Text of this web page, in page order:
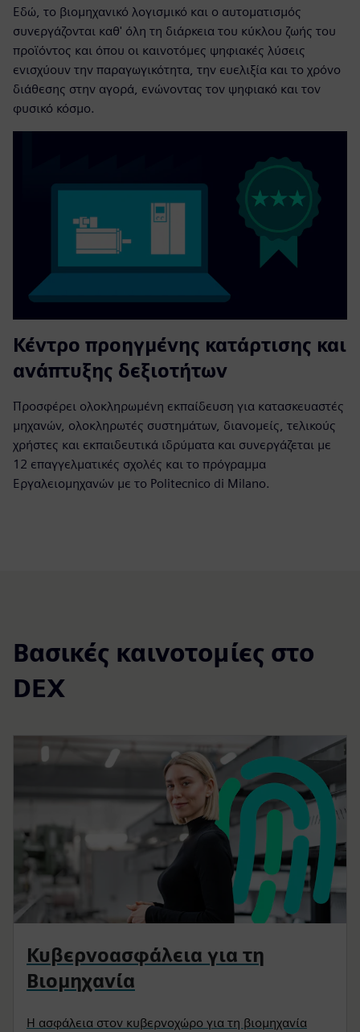
Εδώ, το βιομηχανικό λογισμικό και ο αυτοματισμός
συνεργάζονται καθ' όλη τη διάρκεια του κύκλου ζωής του
προϊόντος και όπου οι καινοτόμες ψηφιακές λύσεις
ενισχύουν την παραγωγικότητα, την ευελιξία και το χρόνο
διάθεσης στην αγορά, ενώνοντας τον ψηφιακό και τον
φυσικό κόσμο.
Κέντρο προηγμένης κατάρτισης και
ανάπτυξης δεξιοτήτων
Προσφέρει ολοκληρωμένη εκπαίδευση για κατασκευαστές
μηχανών, ολοκληρωτές συστημάτων, διανομείς, τελικούς
χρήστες και εκπαιδευτικά ιδρύματα και συνεργάζεται με
12 επαγγελματικές σχολές και το πρόγραμμα
Εργαλειομηχανών με το Politecnico di Milano.
Βασικές καινοτομίες στο
DEX
Κυβερνοασφάλεια για τη
Βιομηχανία
Η ασφάλεια στον κυβερνοχώρο για τη βιομηχανία